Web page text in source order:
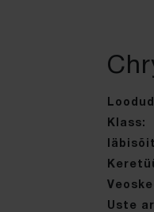
Klass:
Uste